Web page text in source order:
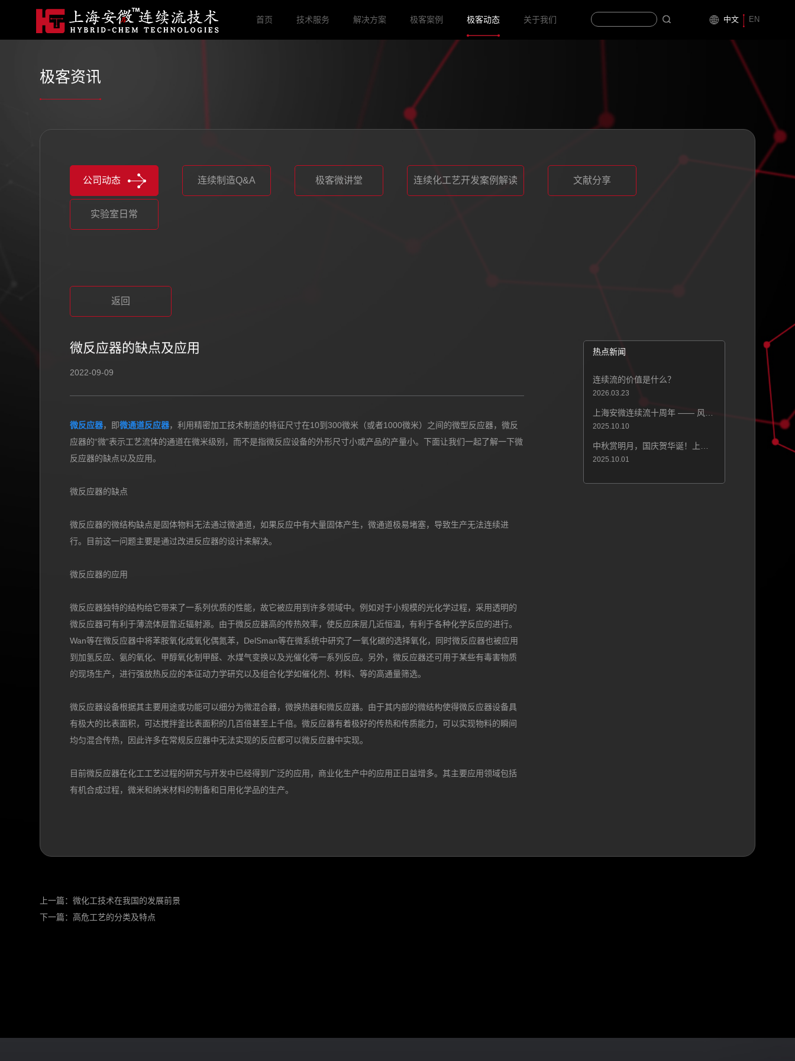
首页 技术服务 解决方案 极客案例 极客动态 关于我们 中文 EN
极客资讯
公司动态 连续制造Q&A 极客微讲堂 连续化工艺开发案例解读 文献分享
实验室日常
返回
微反应器的缺点及应用
2022-09-09
微反应器，即微通道反应器，利用精密加工技术制造的特征尺寸在10到300微米（或者1000微米）之间的微型反应器，微反
应器的“微”表示工艺流体的通道在微米级别，而不是指微反应设备的外形尺寸小或产品的产量小。下面让我们一起了解一下微
反应器的缺点以及应用。
微反应器的缺点
微反应器的微结构缺点是固体物料无法通过微通道，如果反应中有大量固体产生，微通道极易堵塞，导致生产无法连续进
行。目前这一问题主要是通过改进反应器的设计来解决。
微反应器的应用
微反应器独特的结构给它带来了一系列优质的性能，故它被应用到许多领域中。例如对于小规模的光化学过程，采用透明的
微反应器可有利于薄流体层靠近辐射源。由于微反应器高的传热效率，使反应床层几近恒温，有利于各种化学反应的进行。
Wan等在微反应器中将苯胺氧化成氧化偶氮苯，DelSman等在微系统中研究了一氧化碳的选择氧化，同时微反应器也被应用
到加氢反应、氨的氧化、甲醇氧化制甲醛、水煤气变换以及光催化等一系列反应。另外，微反应器还可用于某些有毒害物质
的现场生产，进行强放热反应的本征动力学研究以及组合化学如催化剂、材料、等的高通量筛选。
微反应器设备根据其主要用途或功能可以细分为微混合器，微换热器和微反应器。由于其内部的微结构使得微反应器设备具
有极大的比表面积，可达搅拌釜比表面积的几百倍甚至上千倍。微反应器有着极好的传热和传质能力，可以实现物料的瞬间
均匀混合传热，因此许多在常规反应器中无法实现的反应都可以微反应器中实现。
目前微反应器在化工工艺过程的研究与开发中已经得到广泛的应用，商业化生产中的应用正日益增多。其主要应用领域包括
有机合成过程，微米和纳米材料的制备和日用化学品的生产。
热点新闻
连续流的价值是什么？
2026.03.23
上海安微连续流十周年 —— 风雨同舟十载路，凝心聚力再攀峰！
2025.10.10
中秋赏明月，国庆贺华诞！上海安微连续流技术祝大家节日快乐！
2025.10.01
上一篇：微化工技术在我国的发展前景
下一篇： 高危工艺的分类及特点